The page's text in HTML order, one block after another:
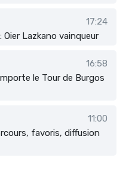
17:24
Lazkano vainqueur
16:58
le Tour de Burgos
11:00
favoris, diffusion